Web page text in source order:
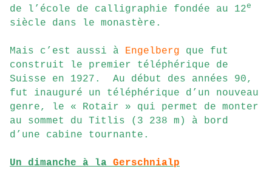
de l’école de calligraphie fondée au 12e
siècle dans le monastère.
Mais c’est aussi à Engelberg que fut
construit le premier téléphérique de
Suisse en 1927. Au début des années 90,
fut inauguré un téléphérique d’un nouveau
genre, le « Rotair » qui permet de monter
au sommet du Titlis (3 238 m) à bord
d’une cabine tournante.
Un dimanche à la Gerschnialp